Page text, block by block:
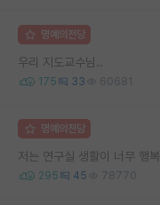
명예의전당
우리 지도교수님..
175 33 60681
명예의전당
저는 연구실 생활이 너무 행복
295 45 78770